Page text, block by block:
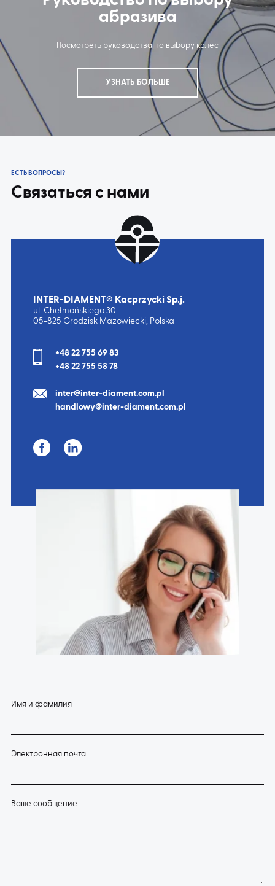
абразива
Посмотреть руководства по выбору колес
УЗНАТЬ БОЛЬШЕ
ЕСТЬ ВОПРОСЫ?
Связаться с нами
INTER-DIAMENT® Kacprzycki Sp.j.
ul. Chełmońskiego 30
05-825 Grodzisk Mazowiecki, Polska
+48 22 755 69 83
+48 22 755 58 78
inter@inter-diament.com.pl
handlowy@inter-diament.com.pl
Имя и фамилия
Электронная почта
Ваше сообщение